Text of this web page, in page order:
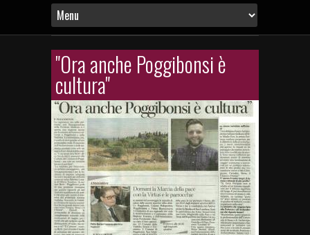
"Ora anche Poggibonsi è
cultura"